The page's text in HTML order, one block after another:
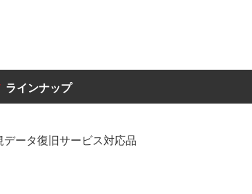
ラインナップ
ータ復旧サービス対応品